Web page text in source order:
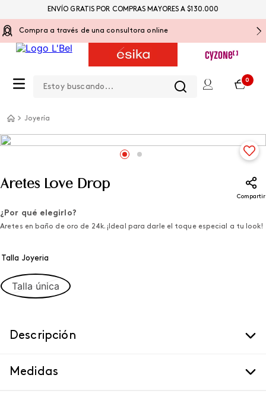
Compra a través de una consultora online
0
ENVÍO GRATIS POR COMPRAS MAYORES A $130.000
Joyería
Aretes Love Drop
Compartir
¿Por qué elegirlo?
Aretes en baño de oro de 24k. ¡Ideal para darle el toque especial a tu look!
Talla Joyeria
Talla única
Descripción
Medidas